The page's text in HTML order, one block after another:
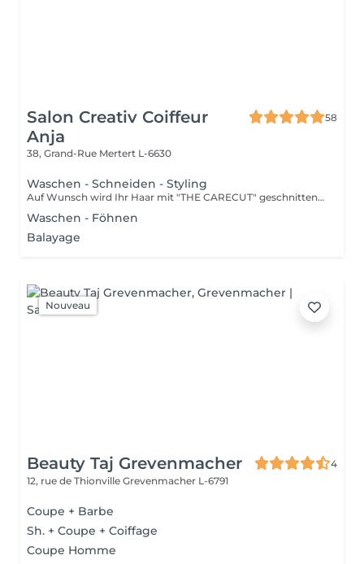
Salon Creativ Coiffeur
Anja
58
38, Grand-Rue Mertert L-6630
Waschen - Schneiden - Styling
Auf Wunsch wird Ihr Haar mit "THE CARECUT" geschnitten, Aufpreis: +10€ Informationsvideo "THE CARECUT" oben Video anklicken
Waschen - Föhnen
Balayage
Nouveau
Beauty Taj Grevenmacher
4
12, rue de Thionville Grevenmacher L-6791
Coupe + Barbe
Sh. + Coupe + Coiffage
Coupe Homme